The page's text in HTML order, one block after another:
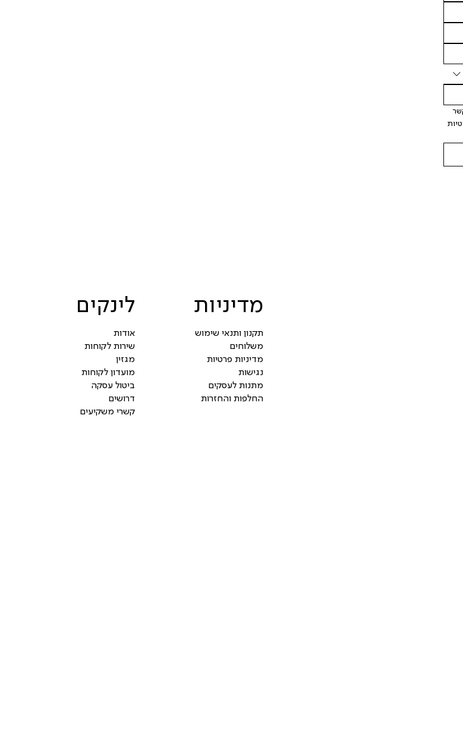
מדיניות
תקנון ותנאי שימוש
משלוחים
מדיניות פרטיות
נגישות
מתנות לעסקים
החלפות והחזרות
לינקים
אודות
שירות לקוחות
מגזין
מועדון לקוחות
ביטול עסקה
דרושים
קשרי משקיעים
אני מאשר/ת ומסכימ/ה לקבלת דיוור ישיר, הודעות ופרסומים שיווקיים בכלל פרטי הקשר
המצויים בידי החברה ובכלל זה דוא"ל SMS ועוד. המידע ייאסף בהתאם למדיניות הפרטיות